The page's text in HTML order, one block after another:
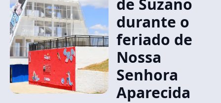
de Suzano
durante o
feriado de
Nossa
Senhora
Aparecida